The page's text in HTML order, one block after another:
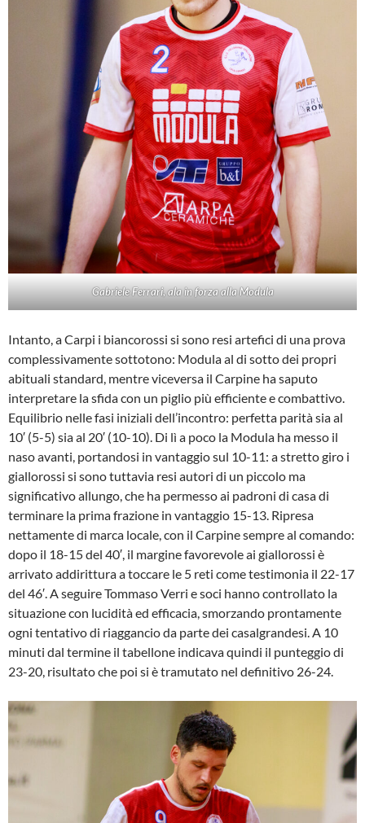
Gabriele Ferrari, ala in forza alla Modula
Intanto, a Carpi i biancorossi si sono resi artefici di una prova
complessivamente sottotono: Modula al di sotto dei propri
abituali standard, mentre viceversa il Carpine ha saputo
interpretare la sfida con un piglio più efficiente e combattivo.
Equilibrio nelle fasi iniziali dell’incontro: perfetta parità sia al
10′ (5-5) sia al 20′ (10-10). Di lì a poco la Modula ha messo il
naso avanti, portandosi in vantaggio sul 10-11: a stretto giro i
giallorossi si sono tuttavia resi autori di un piccolo ma
significativo allungo, che ha permesso ai padroni di casa di
terminare la prima frazione in vantaggio 15-13. Ripresa
nettamente di marca locale, con il Carpine sempre al comando:
dopo il 18-15 del 40′, il margine favorevole ai giallorossi è
arrivato addirittura a toccare le 5 reti come testimonia il 22-17
del 46′. A seguire Tommaso Verri e soci hanno controllato la
situazione con lucidità ed efficacia, smorzando prontamente
ogni tentativo di riaggancio da parte dei casalgrandesi. A 10
minuti dal termine il tabellone indicava quindi il punteggio di
23-20, risultato che poi si è tramutato nel definitivo 26-24.